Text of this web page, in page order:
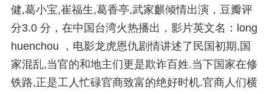
健,葛小宝,崔福生,葛香亭,武家麒倾情出演，豆瓣评
分3.0 分，在中国台湾火热播出，影片英文名：long
huenchou ，电影龙虎恩仇剧情讲述了民国初期,国
家混乱,当官的和地主们更是欺诈百姓.当下国家在修
铁路,正是工人忙碌官商致富的绝好时机.官商人们横